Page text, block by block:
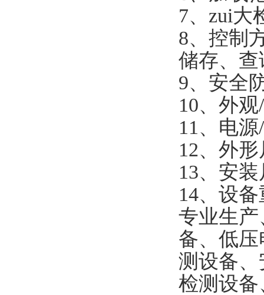
7、zui大
8、控制
储存、
9、安全
10、外
11、电
12、外
13、安
14、设
专业生
备、低
测设备
检测设